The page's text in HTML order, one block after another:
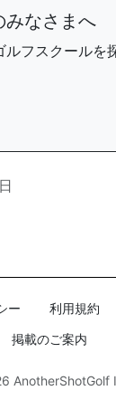
みなさまへ
フスクールを
ー 利用規約
掲載のご案内
AnotherShotGolf